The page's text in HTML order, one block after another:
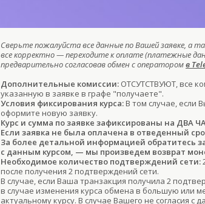
Сверьте пожалуйста все данные по Вашей заявке, а
все корректно — переходите к оплате (платежные
предварительно согласовав обмен с операторомв
Дополнительные комиссии: ОТСУТСТВУЮТ, все
указанную в заявке в графе "получаете".
Условия фиксирования курса: В том случае, если
оформите новую заявку.
Курс и сумма по заявке зафиксированы на ДВА
Если заявка не была оплачена в отведенный
За более детальной информацией обратитесь
с данным курсом, — мы произведем возврат
Необходимое количество подтверждений сети:
после получения 2 подтверждений сети.
В случае, если Ваша транзакция получила 2
в случае изменения курса обмена в большую или
актуальному курсу. В случае Вашего не согласия